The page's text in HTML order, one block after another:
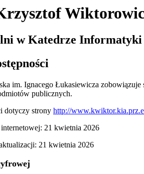
w Katedrze
im. Ignacego Łukasiewicza zobowiązuje
publicznych.
dotyczy strony http://
21 kwietnia 2026
21 kwietnia 2026